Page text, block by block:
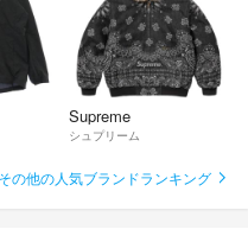
Supreme
シュプリーム
その他の人気ブランドランキング